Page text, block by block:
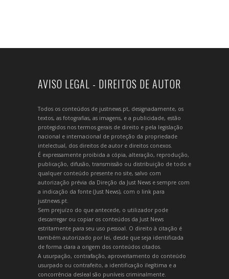
AVISO LEGAL - DIREITOS DE AUTOR
Todos os conteúdos de justnews.pt, designadamente, os
textos, as fotografias, as imagens, e a publicidade, estão
protegidos nos termos gerais de direito e pela legislação
nacional e internacional de proteção da propriedade
intelectual, dos direitos de autor e direitos conexos.
É expressamente proibida a cópia, alteração, reprodução,
publicação, difusão, transmissão ou distribuição de todo e
qualquer conteúdo presente no site, salvo com
autorização prévia da Direção da Just News e sempre com
a indicação da fonte (Just News), com o link para
justnews.pt.
Sem prejuízo do que antecede, o utilizador pode
descarregar ou copiar os conteúdos da Just News
estritamente para seu uso pessoal. O direito à citação é
também autorizado por lei, desde que seja identificada
de forma clara a origem dos conteúdos citados.
A usurpação, contrafação, aproveitamento do conteúdo
usurpado ou contrafeito, a identificação ilegítima e a
concorrência desleal são puníveis criminalmente.